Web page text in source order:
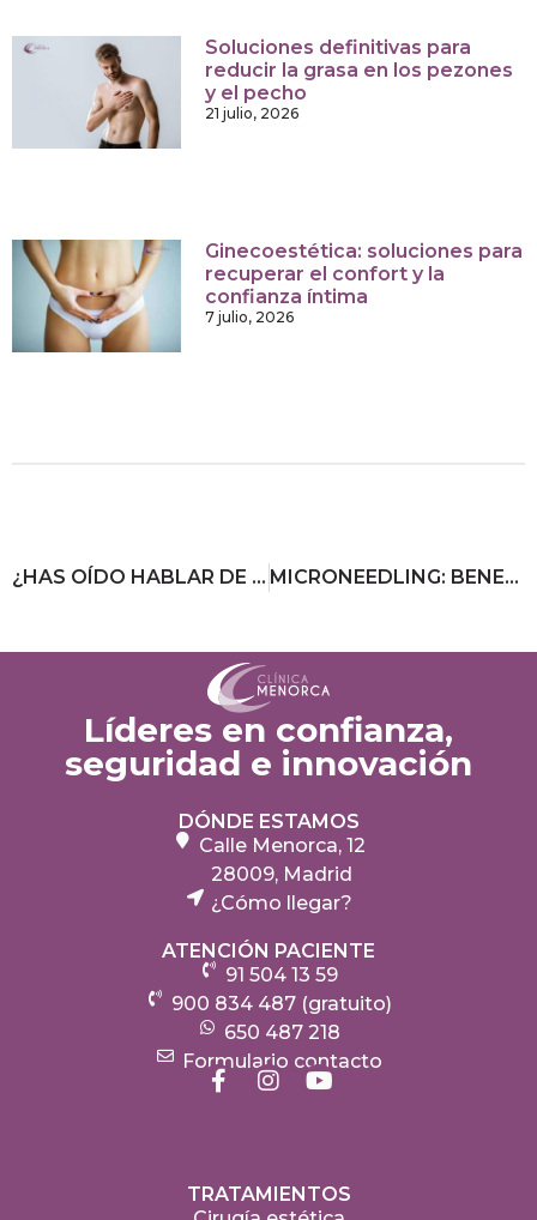
Soluciones definitivas para
reducir la grasa en los pezones
y el pecho
21 julio, 2026
Ginecoestética: soluciones para
recuperar el confort y la
confianza íntima
7 julio, 2026
¿HAS OÍDO HABLAR DE LA DEPILACIÓN LÁSER EN LA NUCA? MICRONEEDLING: BENEFICIOS, CUIDADOS Y TODO LO QUE DEBES SABER
Líderes en confianza,
seguridad e innovación
DÓNDE ESTAMOS
Calle Menorca, 12
28009, Madrid
¿Cómo llegar?
ATENCIÓN PACIENTE
91 504 13 59
900 834 487 (gratuito)
650 487 218
Formulario contacto
TRATAMIENTOS